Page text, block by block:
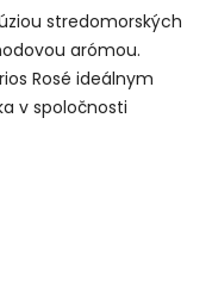
stredomorských
arómou.
Rosé ideálnym
v spoločnosti